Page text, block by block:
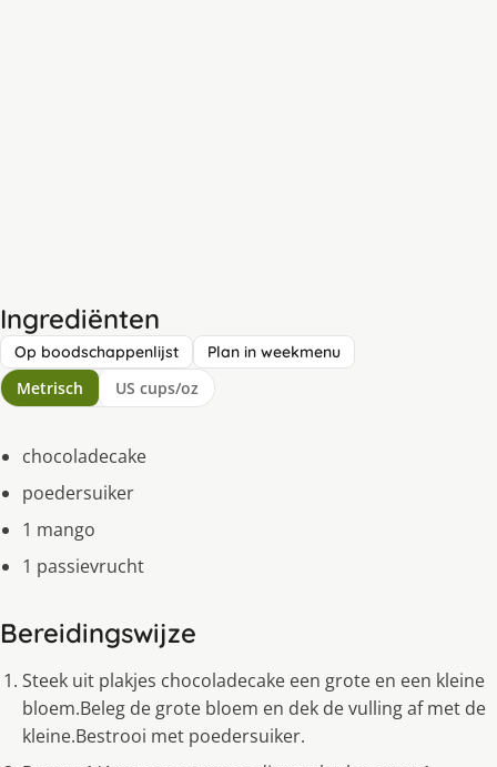
Ingrediënten
Op boodschappenlijst Plan in weekmenu
Metrisch US cups/oz
chocoladecake
poedersuiker
1 mango
1 passievrucht
Bereidingswijze
Steek uit plakjes chocoladecake een grote en een kleine
bloem.Beleg de grote bloem en dek de vulling af met de
kleine.Bestrooi met poedersuiker.